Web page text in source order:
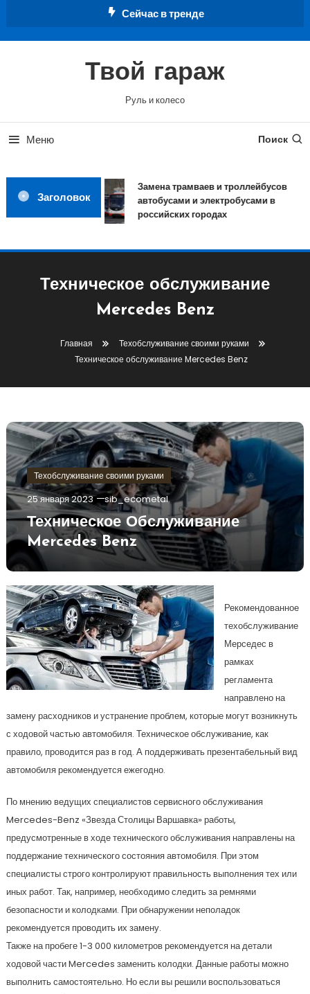
Сейчас в тренде
Твой гараж
Руль и колесо
Меню Поиск
Заголовок
Замена трамваев и троллейбусов
автобусами и электробусами в
российских городах
Техническое обслуживание
Mercedes Benz
Главная
Техобслуживание своими руками
Техническое обслуживание Mercedes Benz
Техобслуживание своими руками
25 января 2023 sib_ecometal
Техническое Обслуживание
Mercedes Benz
Рекомендованное
техобслуживание
Мерседес в
рамках
регламента
направлено на
замену расходников и устранение проблем, которые могут возникнуть
с ходовой частью автомобиля. Техническое обслуживание, как
правило, проводится раз в год. А поддерживать презентабельный вид
автомобиля рекомендуется ежегодно.
По мнению ведущих специалистов сервисного обслуживания
Mercedes-Benz «Звезда Столицы Варшавка» работы,
предусмотренные в ходе технического обслуживания направлены на
поддержание технического состояния автомобиля. При этом
специалисты строго контролируют правильность выполнения тех или
иных работ. Так, например, необходимо следить за ремнями
безопасности и колодками. При обнаружении неполадок
рекомендуется проводить их замену.
Также на пробеге 1-3 000 километров рекомендуется на детали
ходовой части Mercedes заменить колодки. Данные работы можно
выполнить самостоятельно. Но если вы решили воспользоваться